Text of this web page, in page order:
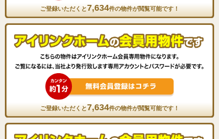
ご登録いただくと7,634件の物件が閲覧可能です！
ご登録いただくと7,634件の物件が閲覧可能です！